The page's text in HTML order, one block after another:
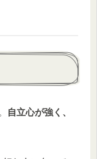
自立心が強く、